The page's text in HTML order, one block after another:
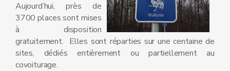
Aujourd’hui, près de
3700 places sont mises
à disposition
gratuitement. Elles sont réparties sur une centaine de
sites, dédiés entièrement ou partiellement au
covoiturage.